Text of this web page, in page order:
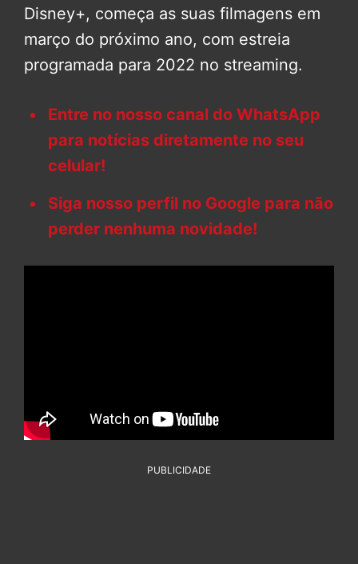
Disney+, começa as suas filmagens em
março do próximo ano, com estreia
programada para 2022 no streaming.
Entre no nosso canal do WhatsApp
para notícias diretamente no seu
celular!
Siga nosso perfil no Google para não
perder nenhuma novidade!
PUBLICIDADE